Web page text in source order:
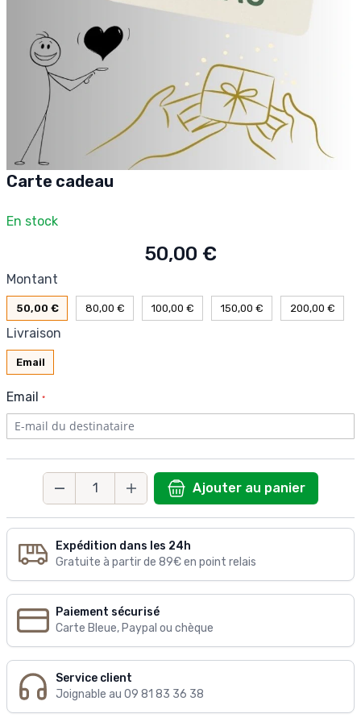
Carte cadeau
En stock
50,00 €
Montant
50,00 € 80,00 € 100,00 € 150,00 € 200,00 €
Livraison
Email
Email
Quantité
Ajouter au panier
Expédition dans les 24h
Gratuite à partir de 89€ en point relais
Paiement sécurisé
Carte Bleue, Paypal ou chèque
Service client
Joignable au 09 81 83 36 38